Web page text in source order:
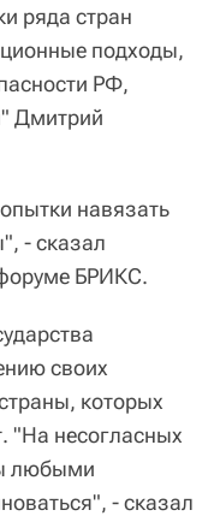
ряда стран
подходы,
РФ,
Дмитрий
навязать
- сказал
БРИКС.
своих
которых
"На несогласных
любыми
- сказал